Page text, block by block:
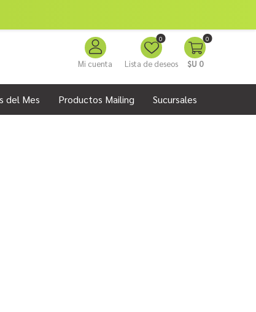
Mi cuenta Lista de deseos
0 0
$U 0
del Mes Productos Mailing Sucursales